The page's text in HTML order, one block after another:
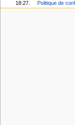
18:27.
Politique de